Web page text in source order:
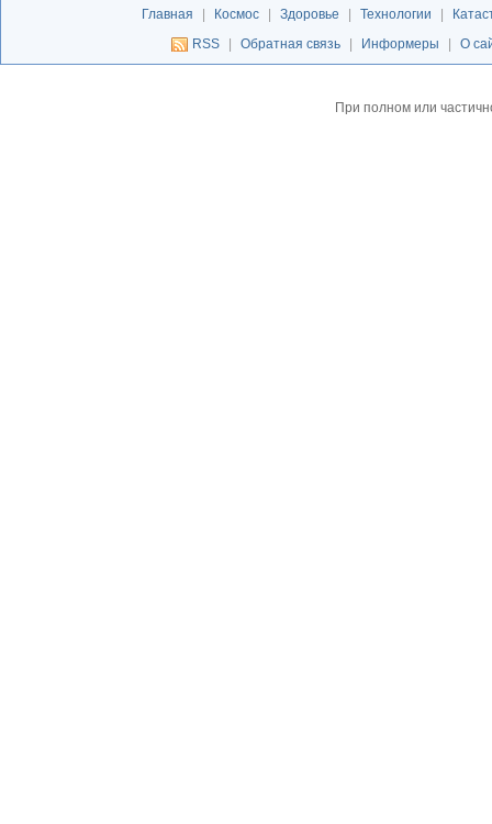
Главная | Космос | Здоровье | Технологии |
RSS
| Обратная связь | Информеры | О
При полном или